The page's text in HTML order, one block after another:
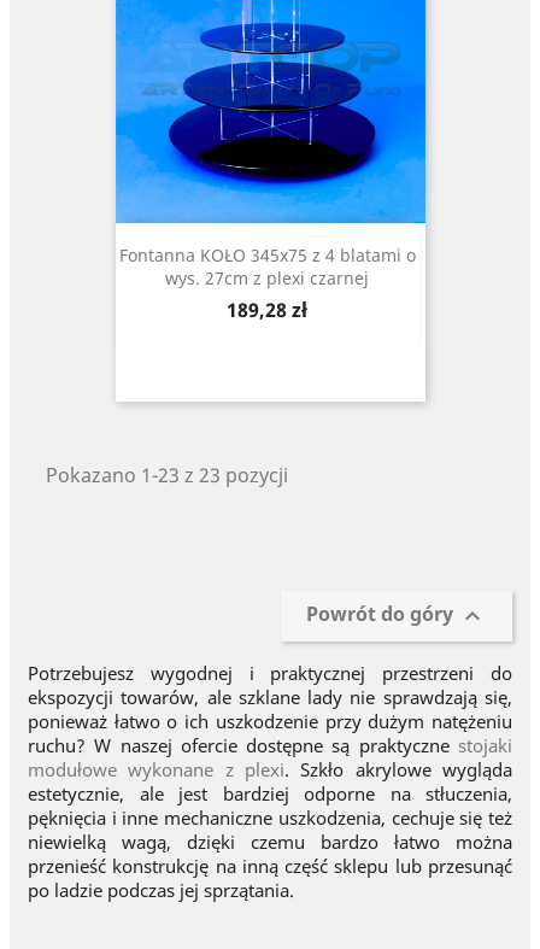
Fontanna KOŁO 345x75 z 4 blatami o
wys. 27cm z plexi czarnej
Cena
189,28 zł
Pokazano 1-23 z 23 pozycji
Powrót do góry 
Potrzebujesz wygodnej i praktycznej przestrzeni do
ekspozycji towarów, ale szklane lady nie sprawdzają się,
ponieważ łatwo o ich uszkodzenie przy dużym natężeniu
ruchu? W naszej ofercie dostępne są praktyczne stojaki
modułowe wykonane z plexi. Szkło akrylowe wygląda
estetycznie, ale jest bardziej odporne na stłuczenia,
pęknięcia i inne mechaniczne uszkodzenia, cechuje się też
niewielką wagą, dzięki czemu bardzo łatwo można
przenieść konstrukcję na inną część sklepu lub przesunąć
po ladzie podczas jej sprzątania.